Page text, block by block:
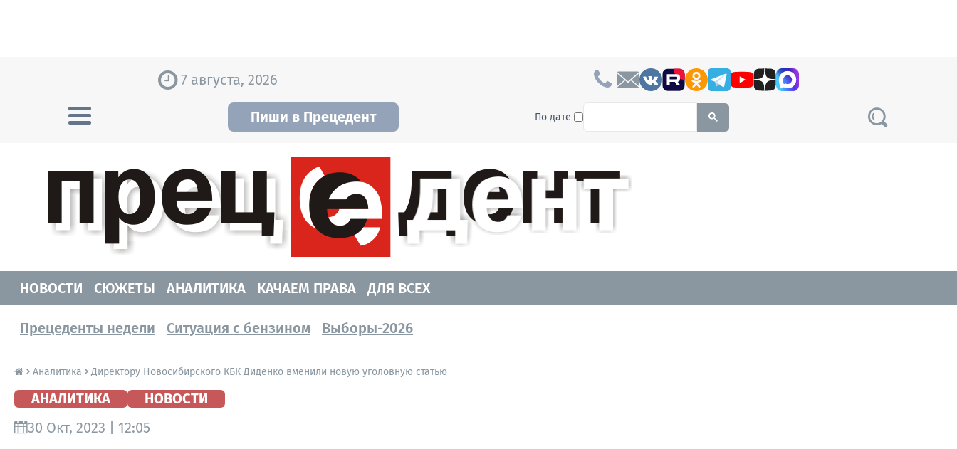
7 августа, 2026
Пиши в Прецедент По дате To search this site, enter a search term
НОВОСТИ
СЮЖЕТЫ АНАЛИТИКА КАЧАЕМ ПРАВА ДЛЯ ВСЕХ
Прецеденты недели Ситуация с бензином Выборы-2026
Аналитика Директору Новосибирского КБК Диденко вменили новую уголовную статью
АНАЛИТИКА
НОВОСТИ
30 Окт, 2023 | 12:05